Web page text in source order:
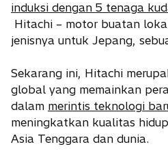
induksi dengan 5 tenaga
Hitachi – motor buatan
jenisnya untuk Jepang,
Sekarang ini, Hitachi
global yang memainkan
dalam merintis teknologi
meningkatkan kualitas
Asia Tenggara dan dunia.